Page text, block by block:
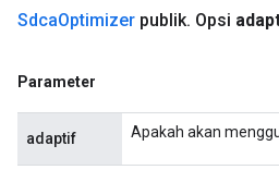
SdcaOptimizer publik. Opsi
Parameter
adaptif Apakah akan